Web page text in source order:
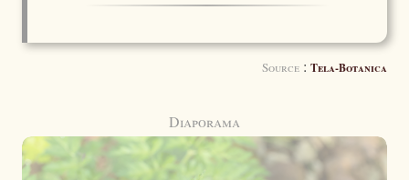
Source : Tela-Botanica
Diaporama